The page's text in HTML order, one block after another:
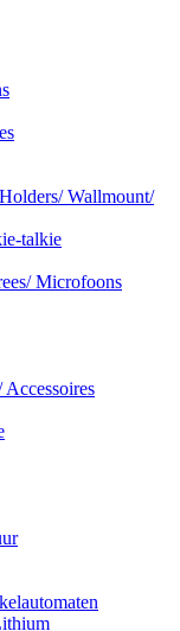
Wallmount/
talkie
Microfoons
Accessoires